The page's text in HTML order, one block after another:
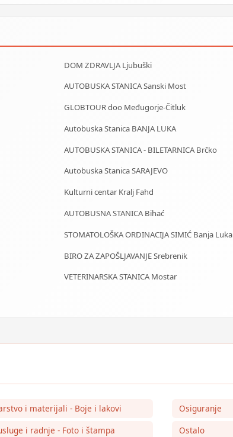
DOM ZDRAVLJA Ljubuški
AUTOBUSKA STANICA Sanski Most
GLOBTOUR doo Međugorje-Čitluk
Autobuska Stanica BANJA LUKA
AUTOBUSKA STANICA - BILETARNICA Brčko
Autobuska Stanica SARAJEVO
Kulturni centar Kralj Fahd
AUTOBUSNA STANICA Bihać
STOMATOLOŠKA ORDINACIJA SIMIĆ Banja Luka
BIRO ZA ZAPOŠLJAVANJE Srebrenik
VETERINARSKA STANICA Mostar
i materijali - Boje i lakovi
i radnje - Foto i štampa
Osiguranje
Ostalo